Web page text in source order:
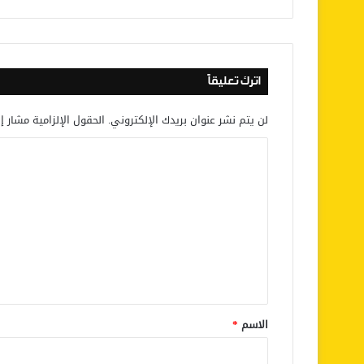
اترك تعليقاً
لن يتم نشر عنوان بريدك الإلكتروني. الحقول الإلزامية مشار
*
الاسم *